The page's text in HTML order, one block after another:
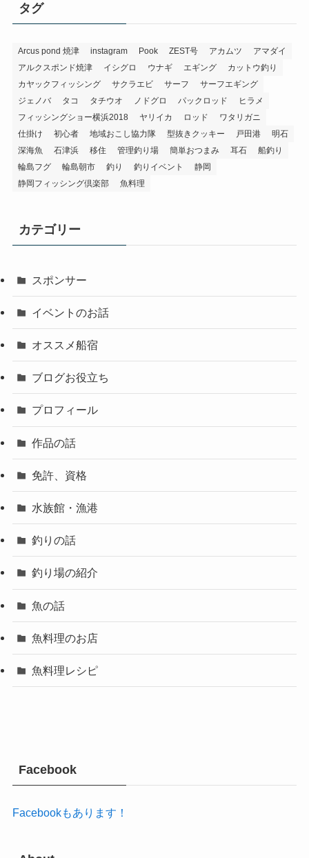
タグ
Arcus pond 焼津 instagram Pook ZEST号 アカムツ
アマダイ
アルクスポンド焼津
イシグロ ウナギ エギング
カットウ釣り
カヤックフィッシング
サクラエビ サーフ
サーフエギング
ジェノバ
タコ タチウオ ノドグロ パックロッド
ヒラメ
フィッシングショー横浜2018
ヤリイカ ロッド
ワタリガニ
仕掛け
初心者 地域おこし協力隊 型抜きクッキー 戸田港
明石
深海魚
石津浜 移住 管理釣り場 簡単おつまみ 耳石
船釣り
輪島フグ
輪島朝市 釣り 釣りイベント
静岡
静岡フィッシング倶楽部
魚料理
カテゴリー
スポンサー
イベントのお話
オススメ船宿
ブログお役立ち
プロフィール
作品の話
免許、資格
水族館・漁港
釣りの話
釣り場の紹介
魚の話
魚料理のお店
魚料理レシピ
Facebook
Facebookもあります！